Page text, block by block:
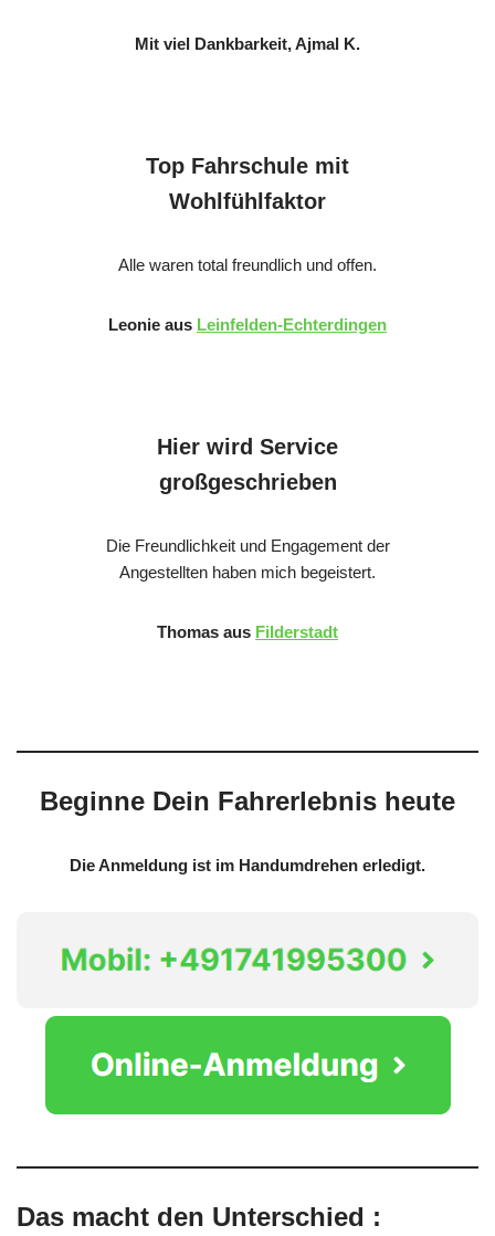
Mit viel Dankbarkeit, Ajmal K.
Top Fahrschule mit
Wohlfühlfaktor
Alle waren total freundlich und offen.
Leonie aus Leinfelden-Echterdingen
Hier wird Service
großgeschrieben
Die Freundlichkeit und Engagement der
Angestellten haben mich begeistert.
Thomas aus Filderstadt
Beginne Dein Fahrerlebnis heute
Die Anmeldung ist im Handumdrehen erledigt.
Das macht den Unterschied :